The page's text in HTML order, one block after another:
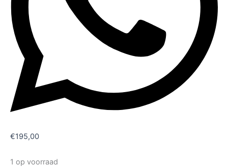
€195,00
1 op voorraad